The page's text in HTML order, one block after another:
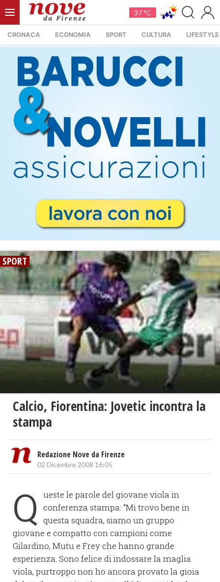
37 °C
CRONACA ECONOMIA SPORT CULTURA LIFESTYLE
SPORT
Calcio, Fiorentina: Jovetic incontra la
stampa
Redazione Nove da Firenze
02 Dicembre 2008 16:05
Q
ueste le parole del giovane viola in
conferenza stampa: “Mi trovo bene in
questa squadra, siamo un gruppo
giovane e compatto con campioni come
Gilardino, Mutu e Frey che hanno grande
esperienza. Sono felice di indossare la maglia
viola, purtroppo non ho ancora provato la gioia